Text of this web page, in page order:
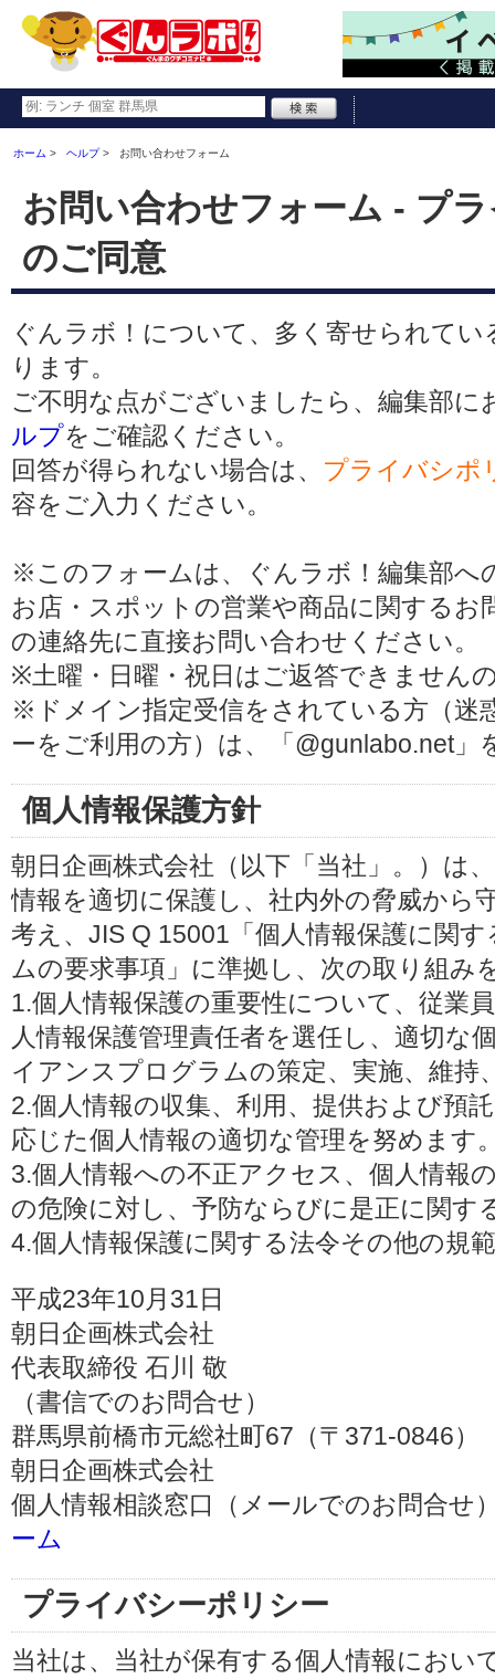
ホーム ヘルプ お問い合わせフォーム
お問い合わせフォーム - プ
のご同意
ぐんラボ！について、多く寄せられてい
ります。
ご不明な点がございましたら、編集部
ルプをご確認ください。
回答が得られない場合は、 プライバシポ
容をご入力ください。
※このフォームは、ぐんラボ！編集部へ
お店・スポットの営業や商品に関する
の連絡先に直接お問い合わせください。
※土曜・日曜・祝日はご返答できません
※ドメイン指定受信をされている方（迷
ーをご利用の方）は、「@gunlabo.net」
個人情報保護方針
朝日企画株式会社（以下「当社」。）は
情報を適切に保護し、社内外の脅威から
考え、JIS Q 15001「個人情報保護に関
ムの要求事項」に準拠し、次の取り組み
1.個人情報保護の重要性について、従業
人情報保護管理責任者を選任し、適切な
イアンスプログラムの策定、実施、維持
2.個人情報の収集、利用、提供および預
応じた個人情報の適切な管理を努めます
3.個人情報への不正アクセス、個人情報
の危険に対し、予防ならびに是正に関す
4.個人情報保護に関する法令その他の規
平成23年10月31日
朝日企画株式会社
代表取締役 石川 敬
（書信でのお問合せ）
群馬県前橋市元総社町67（〒371-0846）
朝日企画株式会社
個人情報相談窓口（メールでのお問合せ
ーム
プライバシーポリシー
当社は、当社が保有する個人情報におい